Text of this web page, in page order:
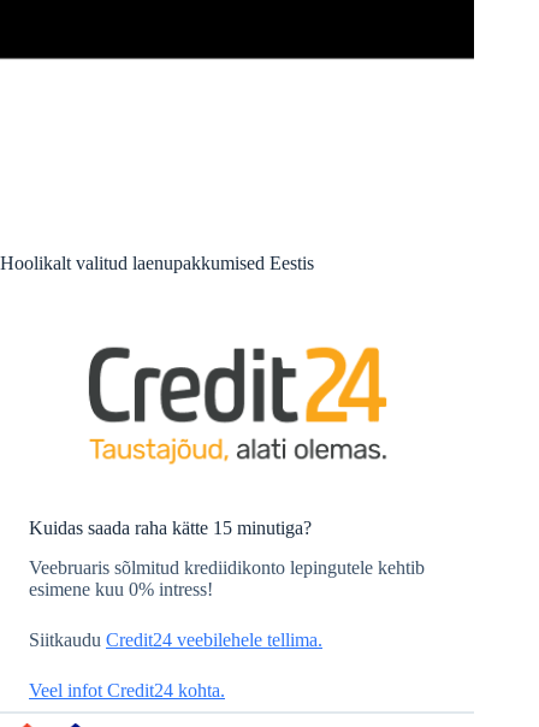
Hoolikalt valitud laenupakkumised Eestis
Kuidas saada raha kätte 15 minutiga?
Veebruaris sõlmitud krediidikonto lepingutele kehtib
esimene kuu 0% intress!
Siitkaudu Credit24 veebilehele tellima.
Veel infot Credit24 kohta.